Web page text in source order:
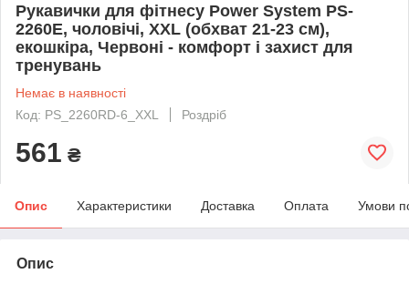
Рукавички для фітнесу Power System PS-
2260E, чоловічі, XXL (обхват 21-23 см),
екошкіра, Червоні - комфорт і захист для
тренувань
Немає в наявності
Код: PS_2260RD-6_XXL
Роздріб
561 ₴
Опис Характеристики Доставка Оплата Умови
Опис